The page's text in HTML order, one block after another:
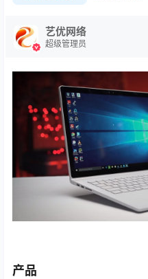
艺优网络
超级管理员
产品